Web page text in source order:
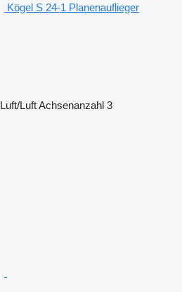
Kögel S 24-1 Planenauflieger
Luft/LuftAchsenanzahl 3